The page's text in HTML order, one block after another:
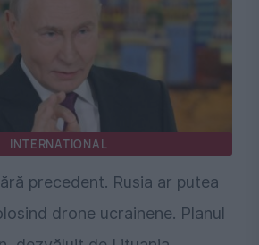
INTERNATIONAL
precedent. Rusia ar putea
drone ucrainene. Planul